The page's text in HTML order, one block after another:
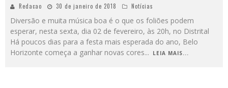
Redacao 30 de janeiro de 2018 Notícias
Diversão e muita música boa é o que os foliões podem
esperar, nesta sexta, dia 02 de fevereiro, às 20h, no Distrital
Há poucos dias para a festa mais esperada do ano, Belo
Horizonte começa a ganhar novas cores... LEIA MAIS...